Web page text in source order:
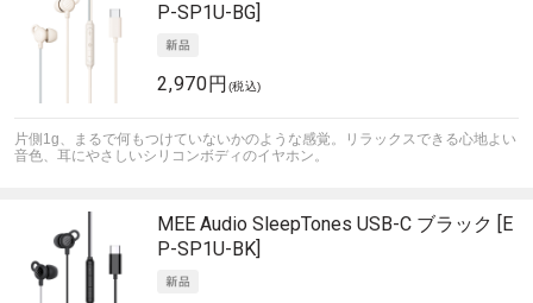
P-SP1U-BG]
2,970円 (税込)
片側1g、まるで何もつけていないかのような感覚。リラックスできる心地よい
音色、耳にやさしいシリコンボディのイヤホン。
MEE Audio SleepTones USB-C ブラック [E
P-SP1U-BK]